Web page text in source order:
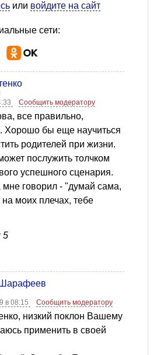
или войдите на сайт
сети:
Сообщить модератору
все правильно,
Хорошо бы еще научиться
родителей при жизни.
послужить толчком
успешного сценария.
мне говорил - "думай сама,
моих плечах, тебе
5
в 08:15
Сообщить модератору
низкий поклон Вашему
применить в своей